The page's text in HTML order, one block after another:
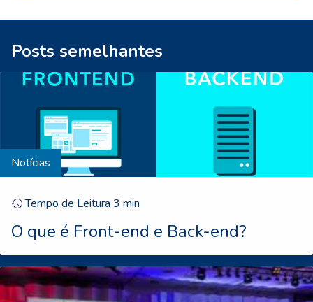
Posts semelhantes
Notícias
Tempo de Leitura 3 min
O que é Front-end e Back-end?